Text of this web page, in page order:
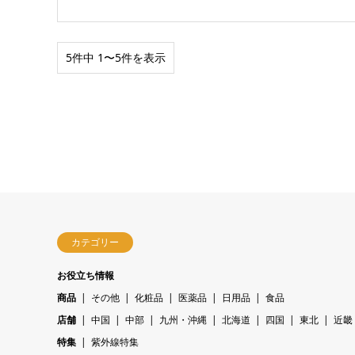
5件中 1〜5件を表示
カテゴリー
お役立ち情報
商品
その他 化粧品 医薬品 日用品
食品
店舗
中国 中部 九州・沖縄 北海道 四国 東北
近畿
特集
紫外線特集